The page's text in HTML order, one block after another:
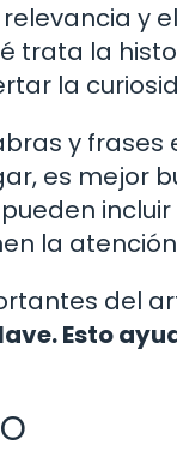
y
trata la
la
y frases
es mejor
la
del
Esto